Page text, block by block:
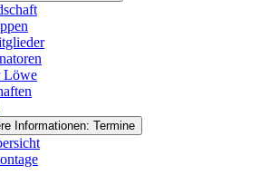
Löwe
Informationen: Termine